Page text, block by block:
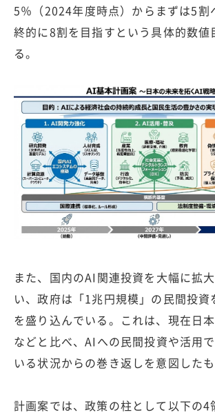
5％（2024年度時点）からまずは5割
終的に8割を目指すという具体的数値
る。
また、国内のAI関連投資を大幅に拡
い、政府は「1兆円規模」の民間投資
を盛り込んでいる。これは、現在日
などと比べ、AIへの民間投資や活用
いる状況からの巻き返しを意図したも
計画案では、政策の柱として以下の4